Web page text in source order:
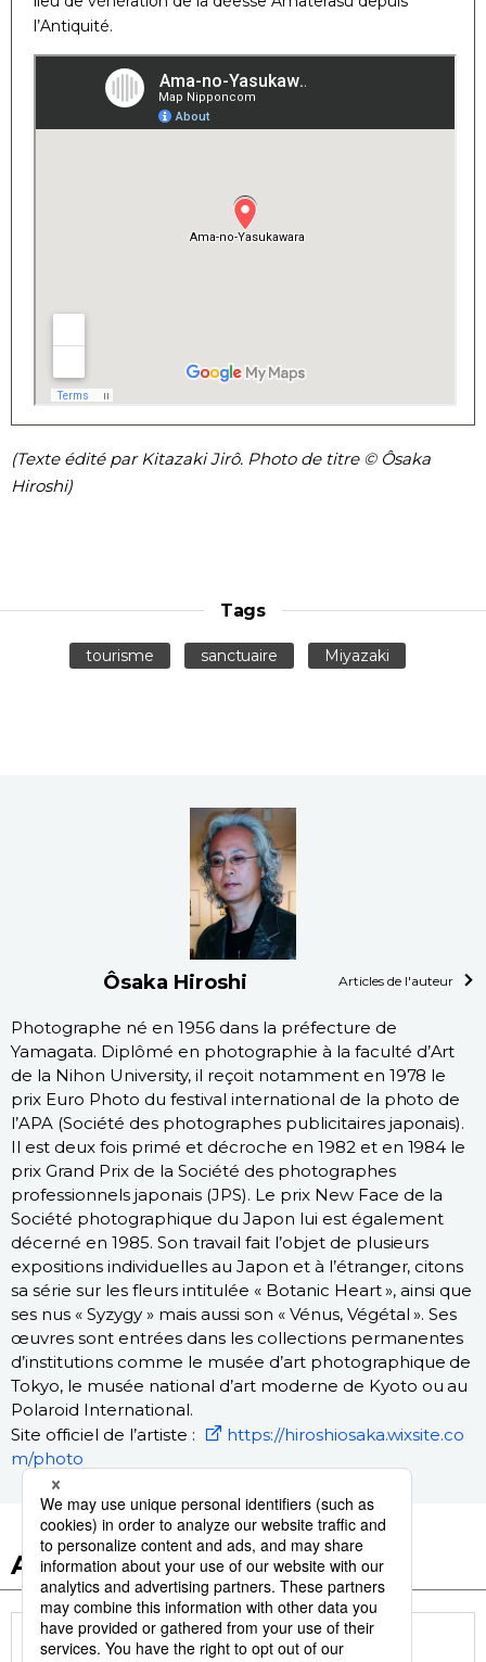
l’Antiquité.
(Texte édité par Kitazaki Jirô. Photo de titre © Ôsaka
Hiroshi)
Tags
tourisme sanctuaire Miyazaki
Ôsaka Hiroshi Articles de l'auteur
Photographe né en 1956 dans la préfecture de
Yamagata. Diplômé en photographie à la faculté d’Art
de la Nihon University, il reçoit notamment en 1978 le
prix Euro Photo du festival international de la photo de
l’APA (Société des photographes publicitaires japonais).
Il est deux fois primé et décroche en 1982 et en 1984 le
prix Grand Prix de la Société des photographes
professionnels japonais (JPS). Le prix New Face de la
Société photographique du Japon lui est également
décerné en 1985. Son travail fait l’objet de plusieurs
expositions individuelles au Japon et à l’étranger, citons
sa série sur les fleurs intitulée « Botanic Heart », ainsi que
ses nus « Syzygy » mais aussi son « Vénus, Végétal ». Ses
œuvres sont entrées dans les collections permanentes
d’institutions comme le musée d’art photographique de
Tokyo, le musée national d’art moderne de Kyoto ou au
Polaroid International.
Site officiel de l’artiste :
https://hiroshiosaka.wixsite.co
m/photo
Autres articles de ce dossier